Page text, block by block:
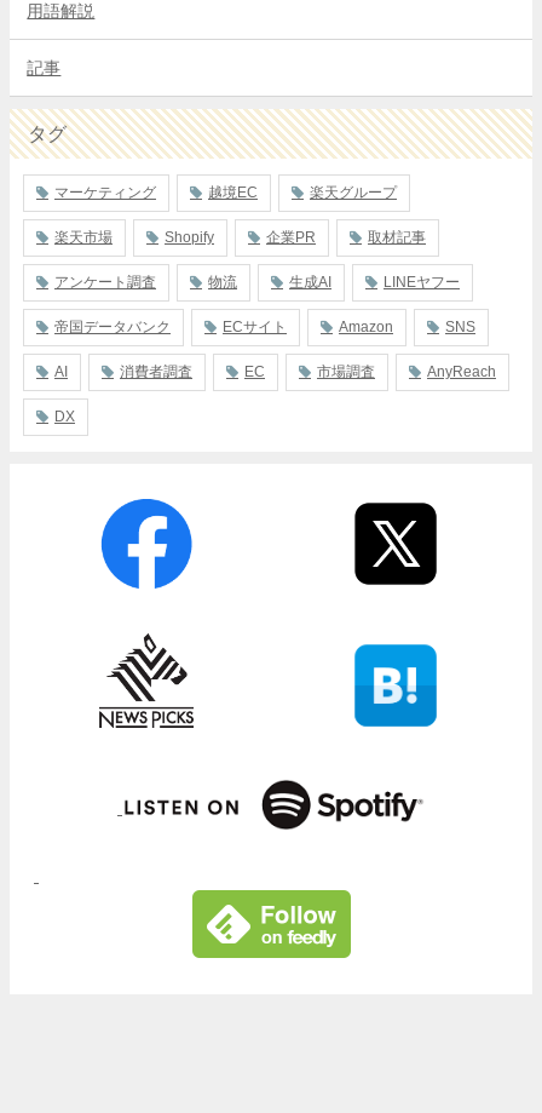
用語解説
記事
タグ
マーケティング 越境EC 楽天グループ
楽天市場 Shopify 企業PR 取材記事
アンケート調査 物流 生成AI LINEヤフー
帝国データバンク ECサイト Amazon SNS
AI 消費者調査 EC 市場調査 AnyReach
DX